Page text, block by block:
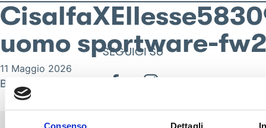
Consenso Dettagli
uomo sportware-
11 Maggio 2026
By nicola.zambotti
SEGUICI SU